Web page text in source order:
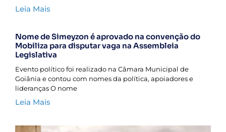
Leia Mais
Nome de Simeyzon é aprovado na convenção do
Mobiliza para disputar vaga na Assembleia
Legislativa
Evento político foi realizado na Câmara Municipal de
Goiânia e contou com nomes da política, apoiadores e
lideranças O nome
Leia Mais